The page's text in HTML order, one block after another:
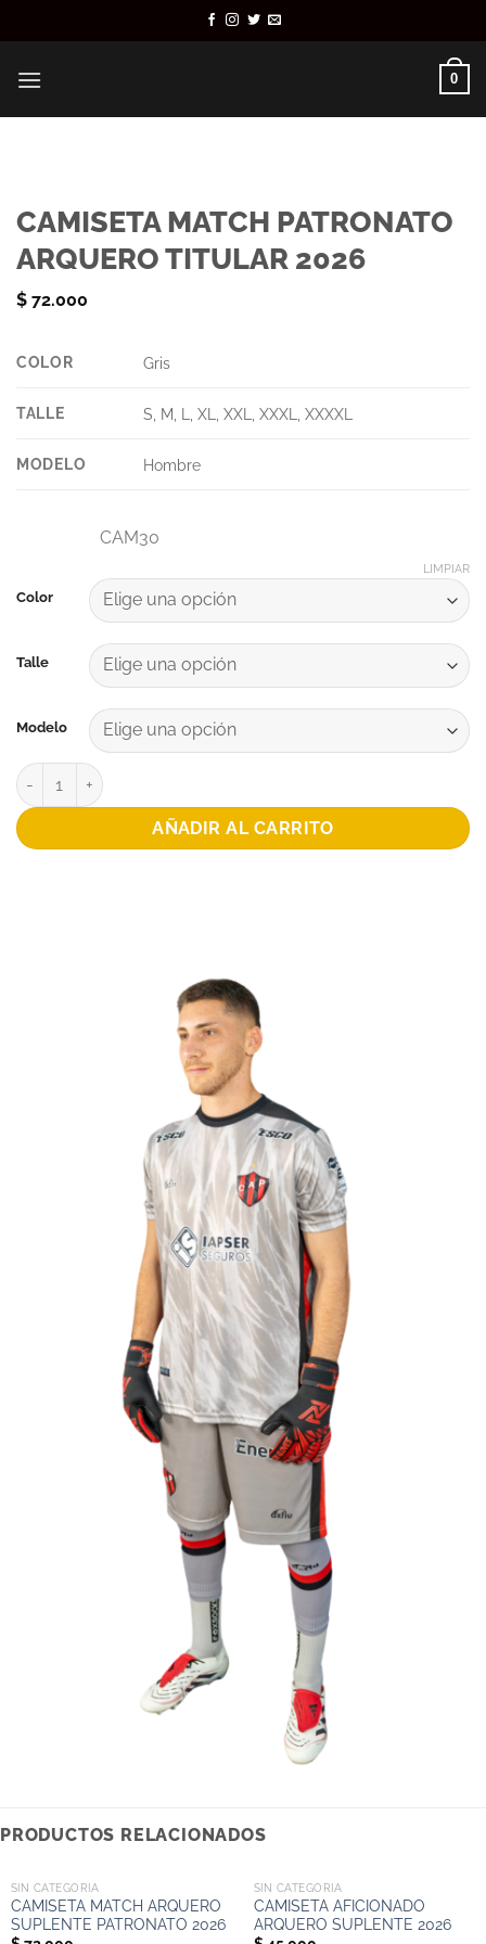
al
0
CAMISETA MATCH PATRONATO
ARQUERO TITULAR 2026
$ 72.000
COLOR Gris
TALLE S, M, L, XL, XXL, XXXL, XXXXL
MODELO Hombre
CAM30
Color
Talle
Modelo
LIMPIAR
CAMISETA MATCH PATRONATO ARQUERO TITULAR 2026
AÑADIR AL CARRITO
PRODUCTOS RELACIONADOS
SIN CATEGORIA
CAMISETA MATCH ARQUERO
SUPLENTE PATRONATO 2026
SIN CATEGORIA
CAMISETA AFICIONADO
ARQUERO SUPLENTE 2026